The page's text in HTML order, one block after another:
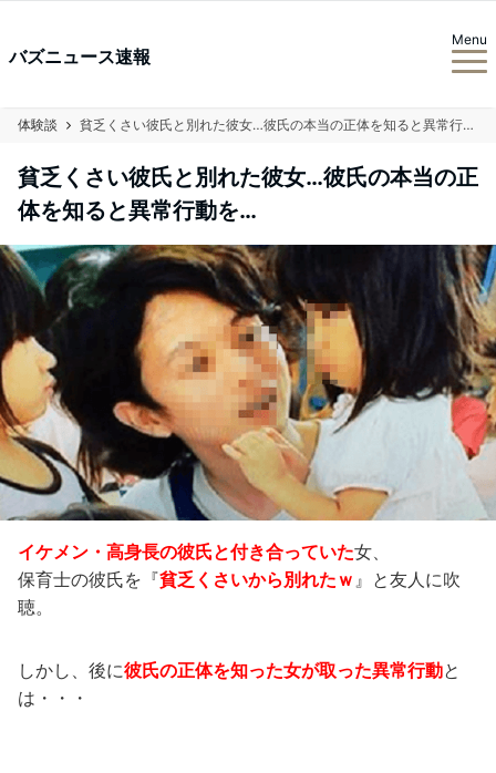
バズニュース速報
Menu
体験談 貧乏くさい彼氏と別れた彼女…彼氏の本当の正体を知ると異常行動を…
貧乏くさい彼氏と別れた彼女…彼氏の本当の正
体を知ると異常行動を…
イケメン・高身長の彼氏と付き合っていた女、
保育士の彼氏を『貧乏くさいから別れたｗ 』と友人に吹
聴。
しかし、後に彼氏の正体を知った女が取った異常行動と
は・・・